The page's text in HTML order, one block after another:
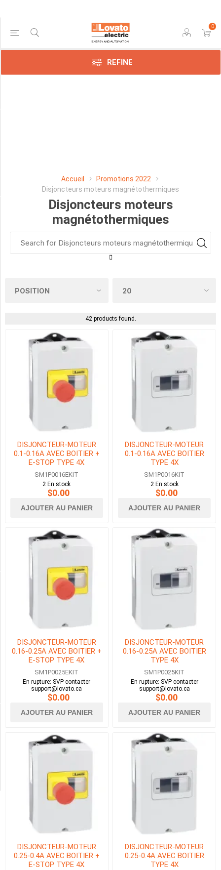
0
REFINE
Accueil
Promotions 2022
Disjoncteurs moteurs magnétothermiques
Disjoncteurs moteurs
magnétothermiques
42 products found.
DISJONCTEUR-MOTEUR
0.1-0.16A AVEC BOITIER +
E-STOP TYPE 4X
SM1P0016EKIT
2 En stock
$0.00
AJOUTER AU PANIER
DISJONCTEUR-MOTEUR
0.1-0.16A AVEC BOITIER
TYPE 4X
SM1P0016KIT
2 En stock
$0.00
AJOUTER AU PANIER
DISJONCTEUR-MOTEUR
0.16-0.25A AVEC BOITIER +
E-STOP TYPE 4X
SM1P0025EKIT
En rupture: SVP contacter
support@lovato.ca
$0.00
AJOUTER AU PANIER
DISJONCTEUR-MOTEUR
0.16-0.25A AVEC BOITIER
TYPE 4X
SM1P0025KIT
En rupture: SVP contacter
support@lovato.ca
$0.00
AJOUTER AU PANIER
DISJONCTEUR-MOTEUR
0.25-0.4A AVEC BOITIER +
E-STOP TYPE 4X
DISJONCTEUR-MOTEUR
0.25-0.4A AVEC BOITIER
TYPE 4X
Price Range
PLAGE DE REGLAGE
0.16A
(3)
(3)
0.25A
0.4A
0.63
-
1
TYPE
DISJONCTEUR
MOTEUR
/
DÉMARREUR
MANUEL
UN
BOITIER
(42)
Exclude
Out
Stock